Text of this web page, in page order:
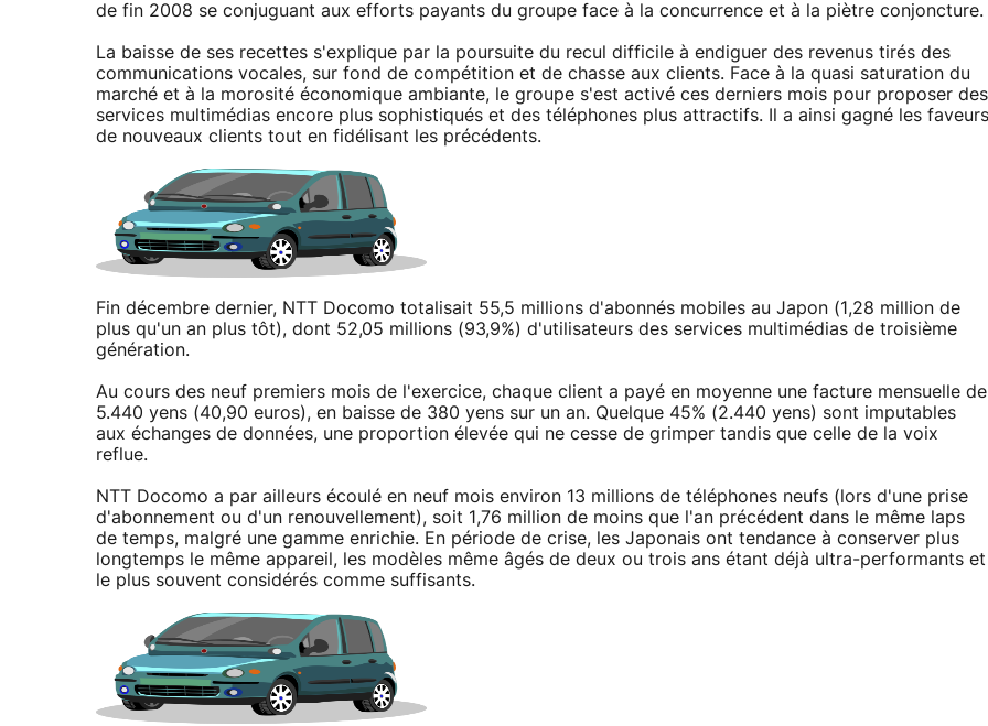
de fin 2008 se conjuguant aux efforts payants du groupe face à la concurrence et à la piètre conjoncture.
La baisse de ses recettes s'explique par la poursuite du recul difficile à endiguer des revenus tirés des
communications vocales, sur fond de compétition et de chasse aux clients. Face à la quasi saturation du
marché et à la morosité économique ambiante, le groupe s'est activé ces derniers mois pour proposer des
services multimédias encore plus sophistiqués et des téléphones plus attractifs. Il a ainsi gagné les faveurs
de nouveaux clients tout en fidélisant les précédents.
Fin décembre dernier, NTT Docomo totalisait 55,5 millions d'abonnés mobiles au Japon (1,28 million de
plus qu'un an plus tôt), dont 52,05 millions (93,9%) d'utilisateurs des services multimédias de troisième
génération.
Au cours des neuf premiers mois de l'exercice, chaque client a payé en moyenne une facture mensuelle de
5.440 yens (40,90 euros), en baisse de 380 yens sur un an. Quelque 45% (2.440 yens) sont imputables
aux échanges de données, une proportion élevée qui ne cesse de grimper tandis que celle de la voix
reflue.
NTT Docomo a par ailleurs écoulé en neuf mois environ 13 millions de téléphones neufs (lors d'une prise
d'abonnement ou d'un renouvellement), soit 1,76 million de moins que l'an précédent dans le même laps
de temps, malgré une gamme enrichie. En période de crise, les Japonais ont tendance à conserver plus
longtemps le même appareil, les modèles même âgés de deux ou trois ans étant déjà ultra-performants et
le plus souvent considérés comme suffisants.